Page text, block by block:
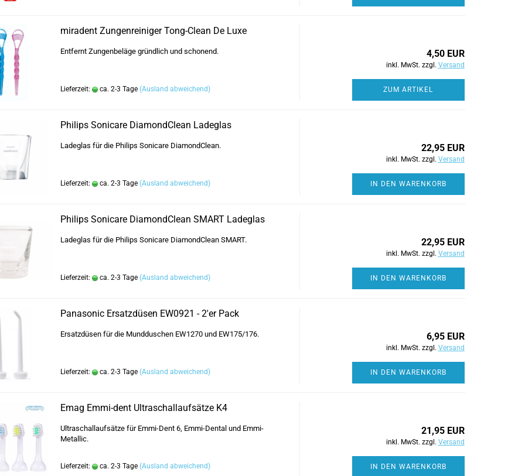
miradent Zungenreiniger Tong-Clean De Luxe
Entfernt Zungenbeläge gründlich und schonend.
Lieferzeit: ca. 2-3 Tage (Ausland abweichend)
4,50 EUR
inkl. MwSt. zzgl. Versand
ZUM ARTIKEL
Philips Sonicare DiamondClean Ladeglas
Ladeglas für die Philips Sonicare DiamondClean.
Lieferzeit: ca. 2-3 Tage (Ausland abweichend)
22,95 EUR
inkl. MwSt. zzgl. Versand
IN DEN WARENKORB
Philips Sonicare DiamondClean SMART Ladeglas
Ladeglas für die Philips Sonicare DiamondClean SMART.
Lieferzeit: ca. 2-3 Tage (Ausland abweichend)
22,95 EUR
inkl. MwSt. zzgl. Versand
IN DEN WARENKORB
Panasonic Ersatzdüsen EW0921 - 2'er Pack
Ersatzdüsen für die Mundduschen EW1270 und EW175/176.
Lieferzeit: ca. 2-3 Tage (Ausland abweichend)
6,95 EUR
inkl. MwSt. zzgl. Versand
IN DEN WARENKORB
Emag Emmi-dent Ultraschallaufsätze K4
Ultraschallaufsätze für Emmi-Dent 6, Emmi-Dental und Emmi-
Metallic.
Lieferzeit: ca. 2-3 Tage (Ausland abweichend)
21,95 EUR
inkl. MwSt. zzgl. Versand
IN DEN WARENKORB